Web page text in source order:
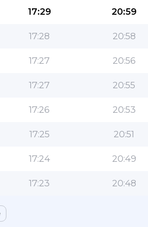
17:29 20:59
17:28 20:58
17:27 20:56
17:27 20:55
17:26 20:53
17:25 20:51
17:24 20:49
17:23 20:48
التطبيق الأكثر شعبية للمسلمين!
التطبيق